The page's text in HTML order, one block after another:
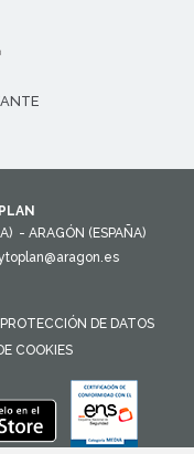
- ARAGÓN (ESPAÑA)
PROTECCIÓN DE DATOS
COOKIES